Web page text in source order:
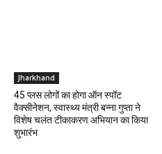
Jharkhand
45 प्लस लोगों का होगा ऑन स्पॉट
वैक्सीनेशन, स्वास्थ्य मंत्री बन्ना गुप्ता ने
विशेष चलंत टीकाकरण अभियान का किया
शुभारंभ